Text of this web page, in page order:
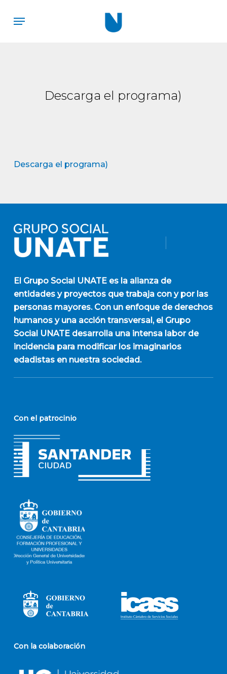
Menu
Descarga el programa)
Descarga el programa)
El Grupo Social UNATEes la alianza de
entidades y proyectos que trabaja con y por las
personas mayores. Con un enfoque de derechos
humanos y una acción transversal, el Grupo
Social UNATE desarrolla una intensa labor de
incidencia para modificar los imaginarios
edadistas en nuestra sociedad.
Con el patrocinio
Con la colaboración